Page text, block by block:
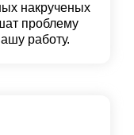
накрученых
проблему
работу.